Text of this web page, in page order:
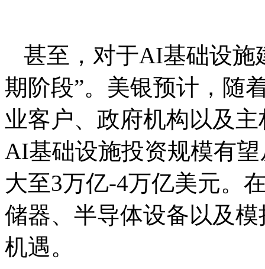
甚至，对于AI基础设施
期阶段”。美银预计，随
业客户、政府机构以及
AI基础设施投资规模有
大至3万亿-4万亿美元。
储器、半导体设备以及
机遇。